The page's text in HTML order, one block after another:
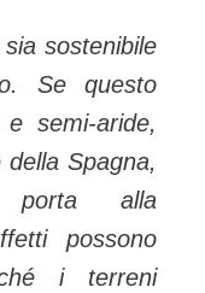
sostenibile
Se questo
semi-aride,
Spagna,
porta alla
possono
i terreni